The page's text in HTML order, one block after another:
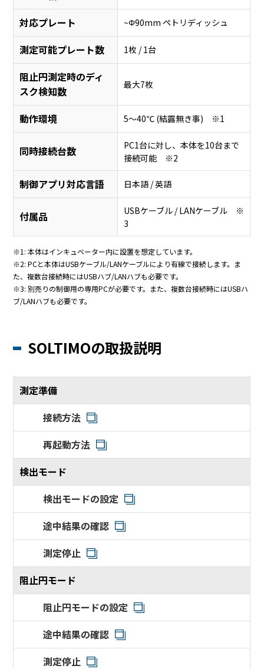
対応プレート ~Φ90mm ペトリディッシュ
測定可能プレート数 1枚 / 1台
阻止円測定時のディ
スク検知数
最大7枚
動作環境 5～40℃ (結露無き事) ※1
同時接続台数
PC1台に対し、本体を10台まで
接続可能 ※2
制御アプリ対応言語 日本語 / 英語
付属品
USBケーブル / LANケーブル ※
3
※1: 本体はインキュベーター内に設置を想定しています。
※2: PCと本体はUSBケーブル/LANケーブルにより有線で接続します。ま
た、複数台接続時にはUSBハブ/LANハブも必要です。
※3: 別売りの制御用の専用PCが必要です。また、複数台接続時にはUSBハ
ブ/LANハブも必要です。
SOLTIMOの取扱説明
測定準備
接続方法
再起動方法
検出モード
検出モードの設定
途中結果の確認
測定停止
阻止円モード
阻止円モードの設定
途中結果の確認
測定停止